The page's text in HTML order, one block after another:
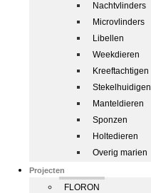
Nachtvlinders
Microvlinders
Libellen
Weekdieren
Kreeftachtigen
Stekelhuidigen
Manteldieren
Sponzen
Holtedieren
Overig marien
Projecten
FLORON